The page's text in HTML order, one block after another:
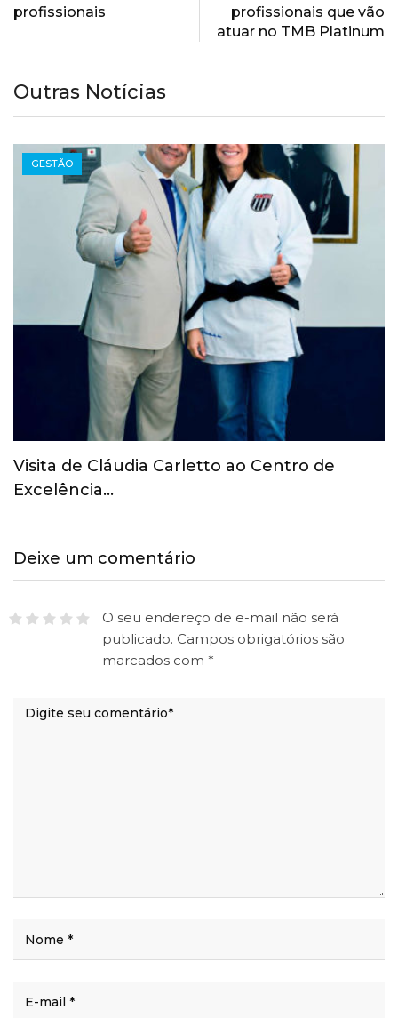
profissionais
profissionais que vão
atuar no TMB Platinum
Outras Notícias
GESTÃO
COI revoga suspensão provisória do Comitê
Olímpico Russo
Deixe um comentário
O seu endereço de e-mail não será
publicado. Campos obrigatórios são
marcados com *